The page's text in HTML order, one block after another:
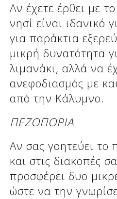
Αν έχετε έρθει με
νησί είναι ιδανικό
για παράκτια
μικρή δυνατότητα
λιμανάκι, αλλά να
ανεφοδιασμός με
από την Κάλυμνο.
ΠΕΖΟΠΟΡΙΑ
Αν σας γοητεύει
και στις διακοπές
προσφέρει δυο
ώστε να την